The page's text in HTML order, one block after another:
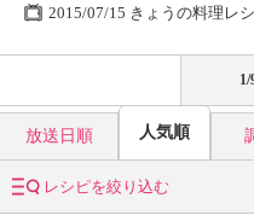
2015/07/15 きょうの料理レ
放送日順 人気順
レシピを絞り込む